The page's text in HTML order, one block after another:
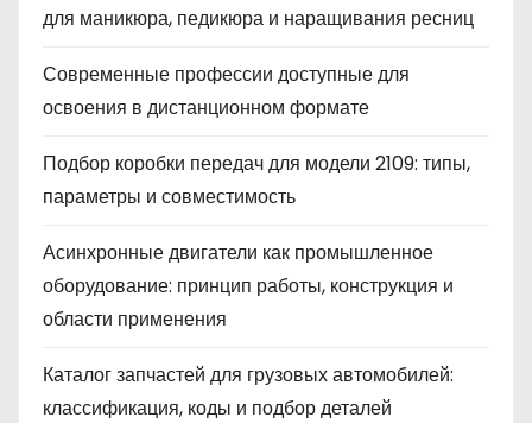
для маникюра, педикюра и наращивания ресниц
Современные профессии доступные для
освоения в дистанционном формате
Подбор коробки передач для модели 2109: типы,
параметры и совместимость
Асинхронные двигатели как промышленное
оборудование: принцип работы, конструкция и
области применения
Каталог запчастей для грузовых автомобилей:
классификация, коды и подбор деталей